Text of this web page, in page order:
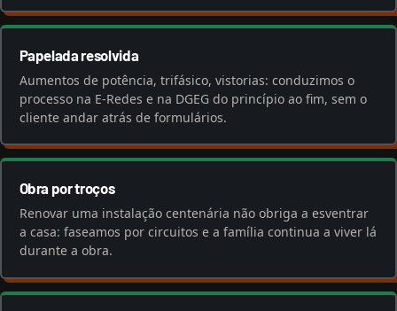
Papelada resolvida
Aumentos de potência, trifásico, vistorias: conduzimos o
processo na E-Redes e na DGEG do princípio ao fim, sem o
cliente andar atrás de formulários.
Obra por troços
Renovar uma instalação centenária não obriga a esventrar
a casa: faseamos por circuitos e a família continua a viver lá
durante a obra.